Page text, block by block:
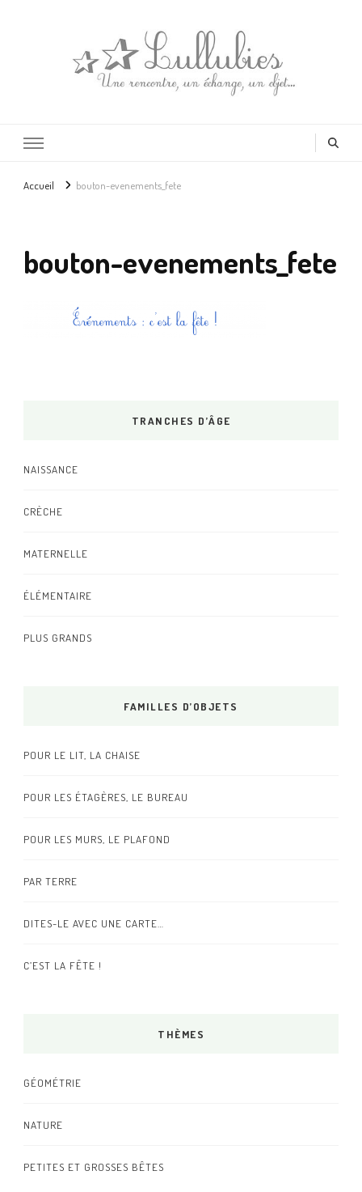
Accueil bouton-evenements_fete
bouton-evenements_fete
TRANCHES D’ÂGE
NAISSANCE
CRÈCHE
MATERNELLE
ÉLÉMENTAIRE
PLUS GRANDS
FAMILLES D’OBJETS
POUR LE LIT, LA CHAISE
POUR LES ÉTAGÈRES, LE BUREAU
POUR LES MURS, LE PLAFOND
PAR TERRE
DITES-LE AVEC UNE CARTE…
C’EST LA FÊTE !
THÈMES
GÉOMÉTRIE
NATURE
PETITES ET GROSSES BÊTES